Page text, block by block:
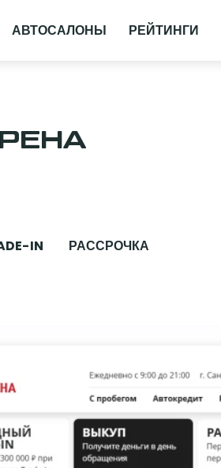
АВТОСАЛОНЫ РЕЙТИНГИ
IN РАССРОЧКА